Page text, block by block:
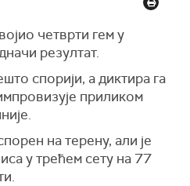
четврти гем у
резултат.
спорији, а диктира га
приликом
на терену, али је
у трећем сету на 77